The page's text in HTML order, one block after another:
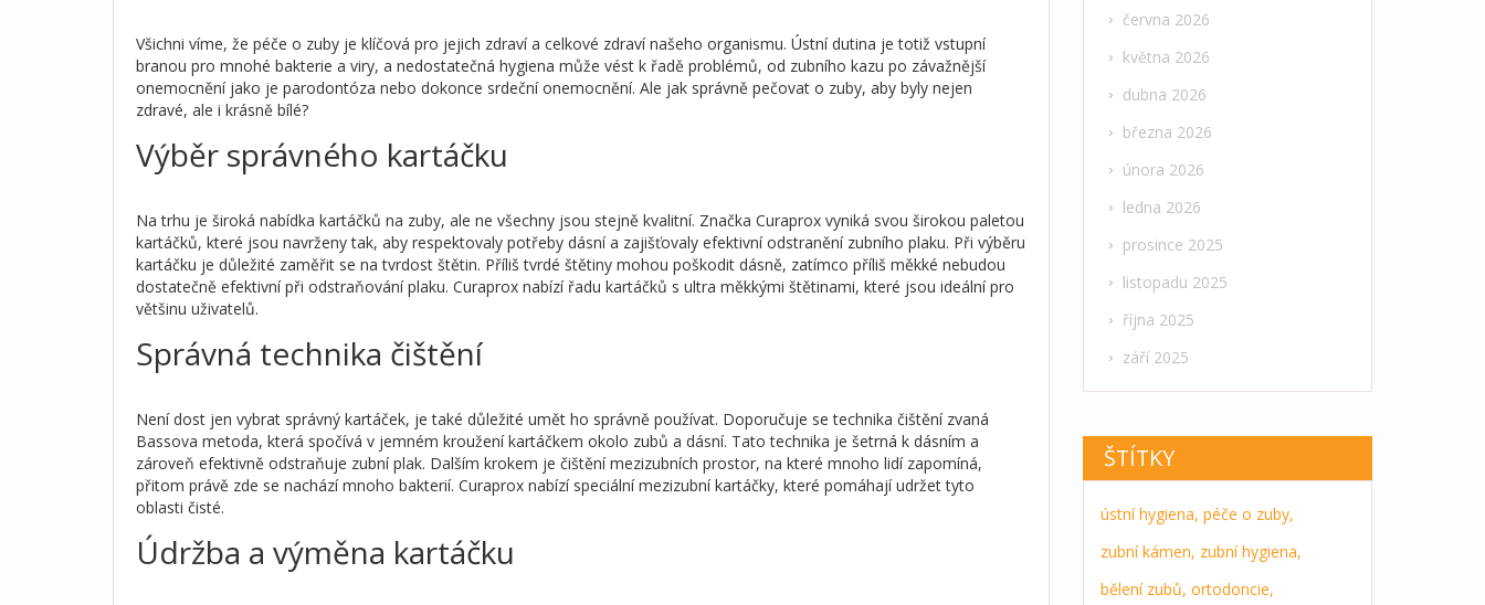
Všichni víme, že péče o zuby je klíčová pro jejich zdraví a celkové zdraví našeho organismu. Ústní dutina je totiž vstupní
branou pro mnohé bakterie a viry, a nedostatečná hygiena může vést k řadě problémů, od zubního kazu po závažnější
onemocnění jako je parodontóza nebo dokonce srdeční onemocnění. Ale jak správně pečovat o zuby, aby byly nejen
zdravé, ale i krásně bílé?
Výběr správného kartáčku
Na trhu je široká nabídka kartáčků na zuby, ale ne všechny jsou stejně kvalitní. Značka Curaprox vyniká svou širokou paletou
kartáčků, které jsou navrženy tak, aby respektovaly potřeby dásní a zajišťovaly efektivní odstranění zubního plaku. Při výběru
kartáčku je důležité zaměřit se na tvrdost štětin. Příliš tvrdé štětiny mohou poškodit dásně, zatímco příliš měkké nebudou
dostatečně efektivní při odstraňování plaku. Curaprox nabízí řadu kartáčků s ultra měkkými štětinami, které jsou ideální pro
většinu uživatelů.
Správná technika čištění
Není dost jen vybrat správný kartáček, je také důležité umět ho správně používat. Doporučuje se technika čištění zvaná
Bassova metoda, která spočívá v jemném kroužení kartáčkem okolo zubů a dásní. Tato technika je šetrná k dásním a
zároveň efektivně odstraňuje zubní plak. Dalším krokem je čištění mezizubních prostor, na které mnoho lidí zapomíná,
přitom právě zde se nachází mnoho bakterií. Curaprox nabízí speciální mezizubní kartáčky, které pomáhají udržet tyto
oblasti čisté.
Údržba a výměna kartáčku
června 2026
května 2026
dubna 2026
března 2026
února 2026
ledna 2026
prosince 2025
listopadu 2025
října 2025
září 2025
ŠTÍTKY
ústní hygiena, péče o zuby,
zubní kámen, zubní hygiena,
bělení zubů, ortodoncie,